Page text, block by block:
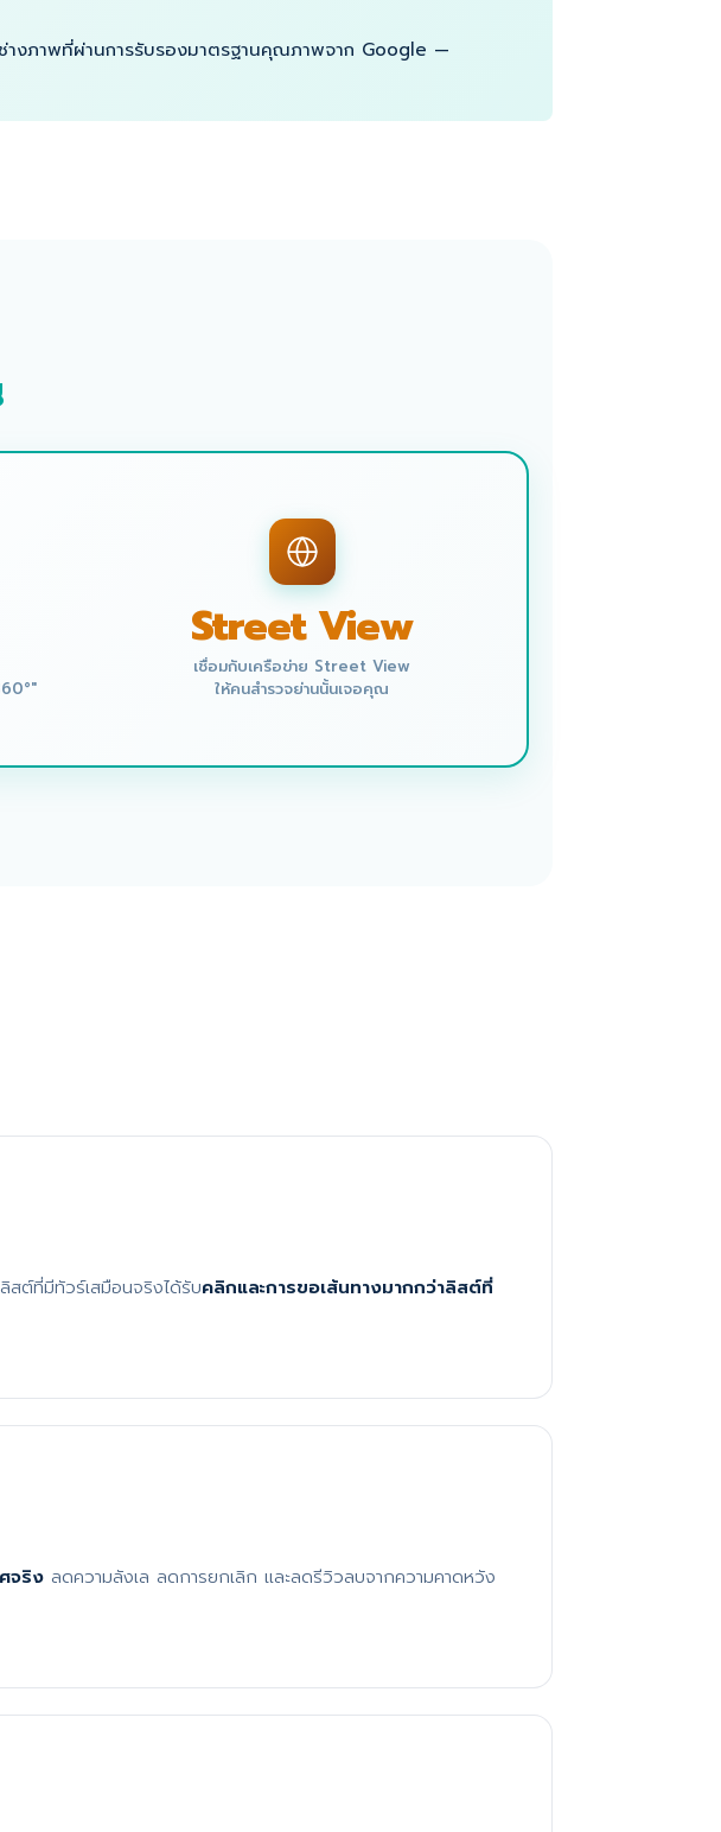
างภาพที่ผ่านการรับรองมาตรฐานคุณภาพจาก Google —
Street View
เชื่อมกับเครือข่าย Street View
ให้คนสำรวจย่านนั้นเจอคุณ
สต์ที่มีทัวร์เสมือนจริงได้รับคลิกและการขอเส้นทางมากกว่าลิสต์ที่
จริง ลดความลังเล ลดการยกเลิก และลดรีวิวลบจากความคาดหวัง